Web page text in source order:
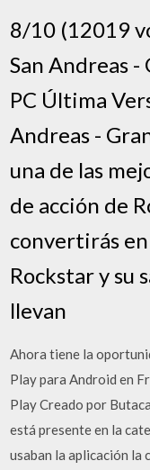
8/10 (12019
San Andreas
PC Última
Andreas -
una de las
de acción de
convertirás
Rockstar y su
llevan
Ahora tiene la
Play para Android en
Play Creado por
está presente en la
usaban la aplicación la